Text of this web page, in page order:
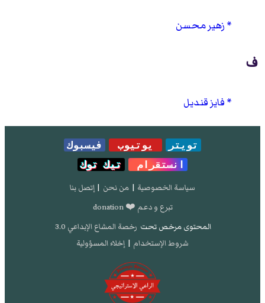
زهير محسن
ف
فايز قنديل
تويتر يوتيوب
فيسبوك
انستقرام
تيك توك
سياسة الخصوصية | من نحن | إتصل بنا
تبرع و دعم ❤️ donation
المحتوى مرخص تحت رخصة المشاع الإبداعي 3.0
شروط الإستخدام | إخلاء المسؤولية